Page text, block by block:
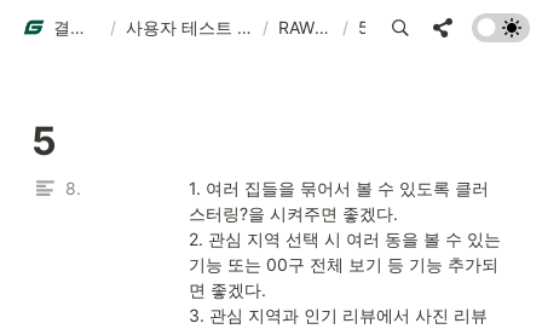
결과물 예시 / 사용자 테스트 결과물 예시 / RAW DATA /
5
8.
1. 여러 집들을 묶어서 볼 수 있도록 클러
스터링?을 시켜주면 좋겠다.
2. 관심 지역 선택 시 여러 동을 볼 수 있는
기능 또는 00구 전체 보기 등 기능 추가되
면 좋겠다.
3. 관심 지역과 인기 리뷰에서 사진 리뷰